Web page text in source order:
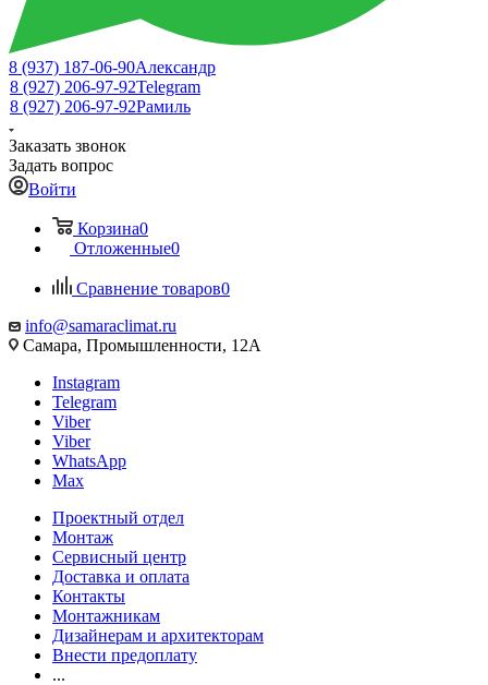
8 (937) 187-06-90Александр
8 (927) 206-97-92Telegram
8 (927) 206-97-92Рамиль
Заказать звонок
Задать вопрос
Войти
Корзина0
Отложенные0
Сравнение товаров0
info@samaraclimat.ru
Самара, Промышленности, 12А
Instagram
Telegram
Viber
Viber
WhatsApp
Max
Проектный отдел
Монтаж
Сервисный центр
Доставка и оплата
Контакты
Монтажникам
Дизайнерам и архитекторам
Внести предоплату
...